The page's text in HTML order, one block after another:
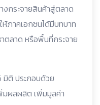
งกระจายสินค้าสู่ตลาด
ห้ภาคเอกชนได้มีบทบาท
ลาด หรือพื้นที่กระจาย
มิติ ประกอบด้วย
มผลผลิต เพิ่มมูลค่า